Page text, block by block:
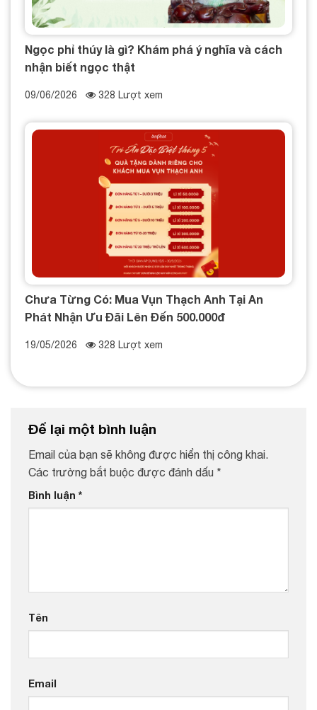
Ngọc phỉ thúy là gì? Khám phá ý nghĩa và cách
nhận biết ngọc thật
09/06/2026 328 Lượt xem
Chưa Từng Có: Mua Vụn Thạch Anh Tại An
Phát Nhận Ưu Đãi Lên Đến 500.000đ
19/05/2026 328 Lượt xem
Để lại một bình luận
Email của bạn sẽ không được hiển thị công khai.
Các trường bắt buộc được đánh dấu *
Bình luận *
Tên
Email